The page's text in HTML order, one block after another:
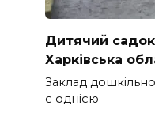
Дитячий
Харківська
Заклад
є однією